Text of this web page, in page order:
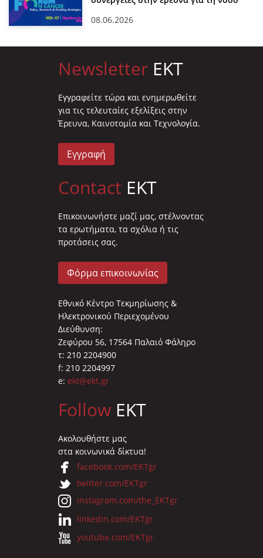
08.06.2026
Newsletter EKT
Eγγραφείτε τώρα και ενημερωθείτε
για τις τελευταίες εξελίξεις στην
Έρευνα, Καινοτομία και Τεχνολογία.
Εγγραφή
Contact EKT
Επικοινωνήστε μαζί μας, στέλνοντας
τα ερωτήματα, τα σχόλια ή τις
προτάσεις σας.
Φόρμα επικοινωνίας
Εθνικό Κέντρο Τεκμηρίωσης &
Ηλεκτρονικού Περιεχομένου
Διεύθυνση:
Ζεφύρου 56, 17564 Παλαιό Φάληρο
τ: 210 2204900
f: 210 2204997
e: ekt@ekt.gr
Follow EKT
Ακολουθήστε μας
στα κοινωνικά δίκτυα!
facebook.com/EKTgr
twitter.com/EKTgr
instagram.com/the_EKTgr
linkedin.com/EKTgr
youtube.com/EKTgr